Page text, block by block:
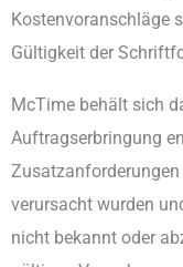
Kostenvoranschläge
Gültigkeit der
McTime behält sich
Auftragserbringung
verursacht wurden
nicht bekannt oder